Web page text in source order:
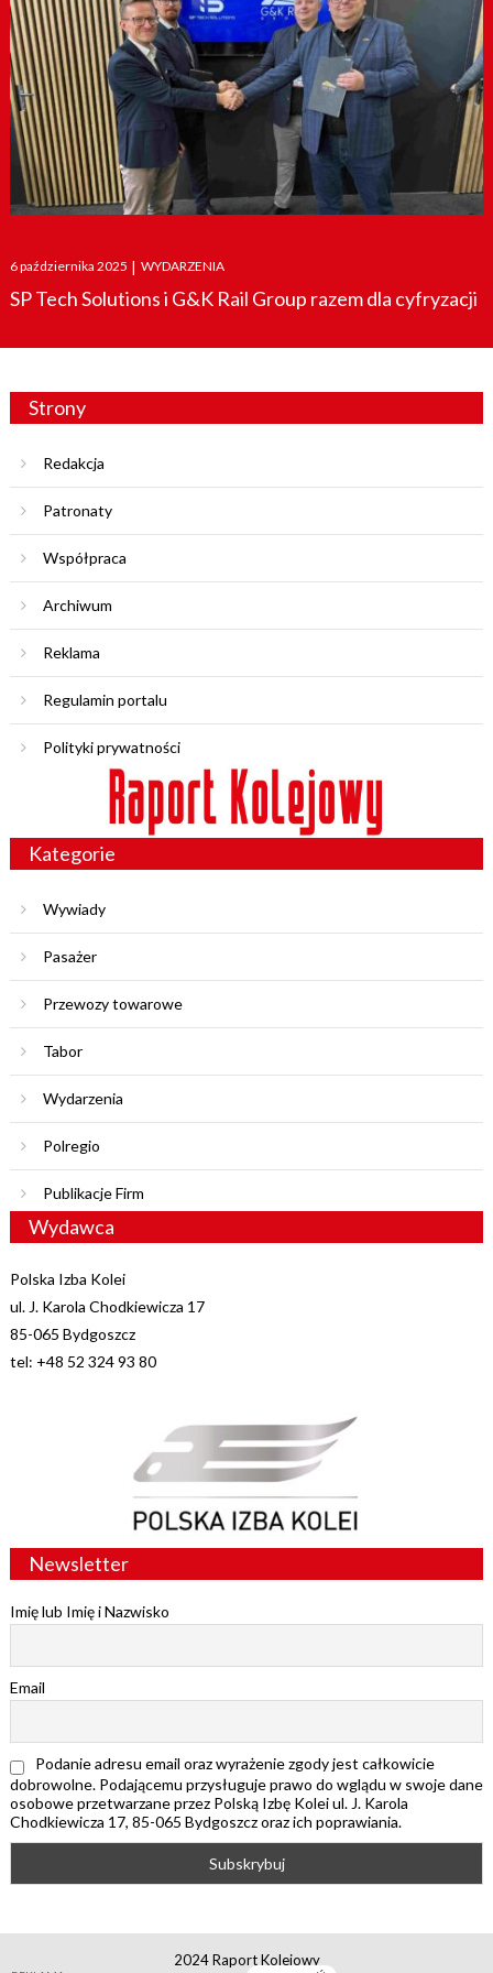
Posted
on
6 października 2025 | WYDARZENIA
SP Tech Solutions i G&K Rail Group razem dla cyfryzacji
Strony
Redakcja
Patronaty
Współpraca
Archiwum
Reklama
Regulamin portalu
Polityki prywatności
Kategorie
Wywiady
Pasażer
Przewozy towarowe
Tabor
Wydarzenia
Polregio
Publikacje Firm
Wydawca
Polska Izba Kolei
ul. J. Karola Chodkiewicza 17
85-065 Bydgoszcz
tel: +48 52 324 93 80
Newsletter
Imię lub Imię i Nazwisko
Email
Podanie adresu email oraz wyrażenie zgody jest całkowicie
dobrowolne. Podającemu przysługuje prawo do wglądu w swoje dane
osobowe przetwarzane przez Polską Izbę Kolei ul. J. Karola
Chodkiewicza 17, 85-065 Bydgoszcz oraz ich poprawiania.
2024 Raport Kolejowy